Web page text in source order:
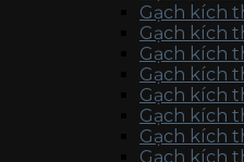
Gạch kích
Gạch kích
Gạch kích
Gạch kích
Gạch kích
Gạch kích
Gạch kích
Gạch kích